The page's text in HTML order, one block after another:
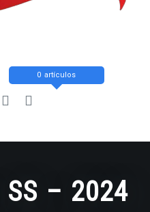
0 artículos
SS – 2024